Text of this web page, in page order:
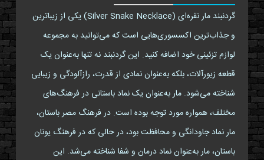
گردنبند مار نقره‌ای (Silver Snake Necklace) یکی از زیباترین
و جذاب‌ترین اکسسوری‌هایی است که می‌توانید به مجموعه
لوازم تزئینی خود اضافه کنید. این گردنبند نه تنها به‌عنوان یک
قطعه زیورآلات، بلکه به‌عنوان نمادی از قدرت، رازآلودگی و زیبایی
شناخته می‌شود. مار به‌عنوان یک نماد باستانی در فرهنگ‌های
مختلف، همواره مورد توجه بوده است. در فرهنگ مصر باستان،
مار نماد جاودانگی و محافظت بود، در حالی که در فرهنگ یونان
باستان، مار به‌عنوان نماد درمان و شفا شناخته می‌شد. این